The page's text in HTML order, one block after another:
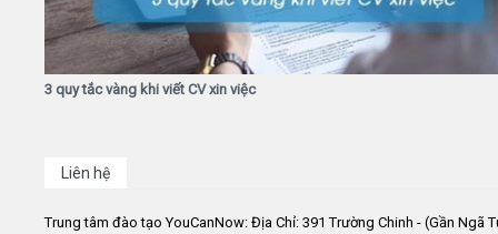
3 quy tắc vàng khi viết CV xin việc
Liên hệ
Trung tâm đào tạo YouCanNow: Địa Chỉ: 391 Trường Chinh - (Gần Ngã